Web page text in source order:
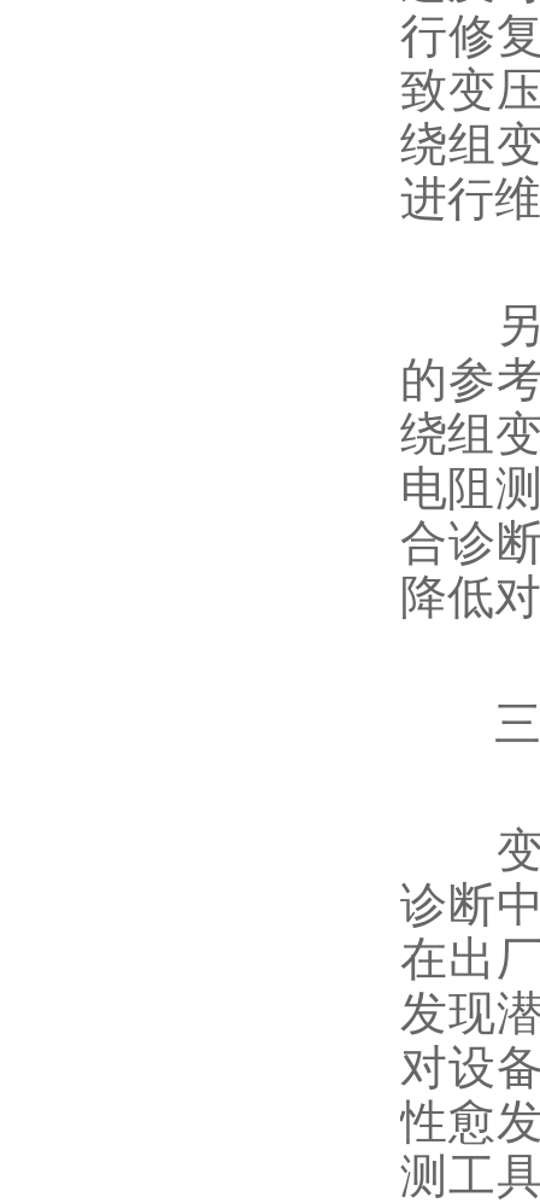
行修
致变
绕组
进行
另
的参
绕组
电阻
合诊
降低
三
变
诊断
在出
发现
对设
性愈
测工